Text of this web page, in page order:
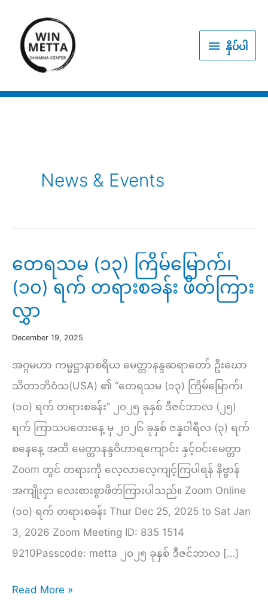
content
နှိပ် နှိပ်ပါ
News & Events
တေရသမ (၁၃) ကြိမ်မြောက်၊
(၁၀) ရက် တရားစခန်း ဖိတ်ကြား
လွှာ
December 19, 2025
အဂ္ဂမဟာ ကမ္မဋ္ဌာနာစရိယ မေတ္တာနန္ဒဆရာတော် ဦးဃော
သိတာဘိဝံသ(USA) ၏ “တေရသမ (၁၃) ကြိမ်မြောက်၊
(၁၀) ရက် တရားစခန်း” ၂၀၂၅ ခုနှစ် ဒီဇင်ဘာလ (၂၅)
ရက် ကြာသပတေးနေ့ မှ ၂၀၂၆ ခုနှစ် ဇန္နဝါရီလ (၃) ရက်
စနေနေ့ အထိ မေတ္တာနန္ဒဝိဟာရကျောင်း နှင့်ဝင်းမေတ္တာ
Zoom တွင် တရားကို လေ့လာလေ့ကျင့်ကြပါရန် နိဗ္ဗာန်
အကျိုးငှာ လေးစားစွာဖိတ်ကြားပါသည်။ Zoom Online
(၁၀) ရက် တရားစခန်း Thur Dec 25, 2025 to Sat Jan
3, 2026 Zoom Meeting ID: 835 1514
9210Passcode: metta ၂၀၂၅ ခုနှစ် ဒီဇင်ဘာလ […]
တေရသမ
Read More »